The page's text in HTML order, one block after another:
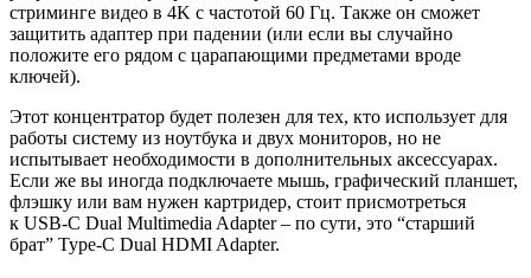
стриминге видео в 4K с частотой 60 Гц. Также он сможет
защитить адаптер при падении (или если вы случайно
положите его рядом с царапающими предметами вроде
ключей).
Этот концентратор будет полезен для тех, кто использует для
работы систему из ноутбука и двух мониторов, но не
испытывает необходимости в дополнительных аксессуарах.
Если же вы иногда подключаете мышь, графический планшет,
флэшку или вам нужен картридер, стоит присмотреться
к USB-C Dual Multimedia Adapter – по сути, это “старший
брат” Type-C Dual HDMI Adapter.